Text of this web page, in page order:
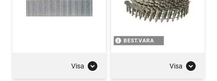
Visa
BEST.VARA
Visa